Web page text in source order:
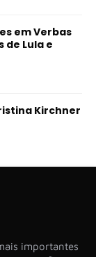
em Verbas
de Lula e
Kirchner
importantes